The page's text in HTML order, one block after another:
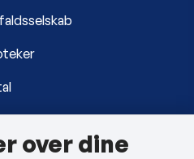
over dine